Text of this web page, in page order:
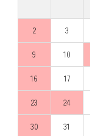
2 3
9 10
16 17
23 24
30 31